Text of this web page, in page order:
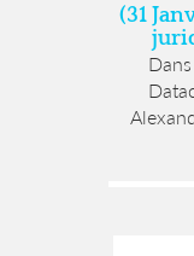
(31